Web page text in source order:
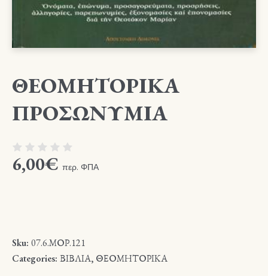
ΘΕΟΜΗΤΟΡΙΚΑ
ΠΡΟΣΩΝΥΜΙΑ
6,00€ περ. ΦΠΑ
Sku: 07.6.ΜΟΡ.121
Categories: ΒΙΒΛΙΑ, ΘΕΟΜΗΤΟΡΙΚΑ